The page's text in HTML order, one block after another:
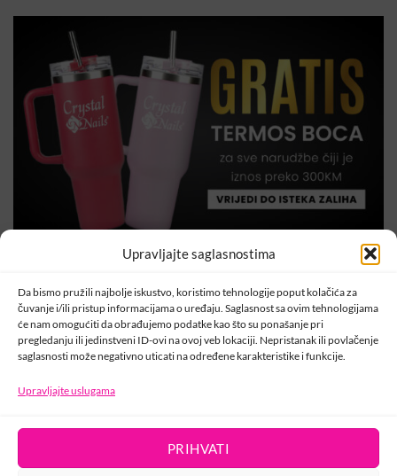
Upravljajte saglasnostima
Da bismo pružili najbolje iskustvo, koristimo tehnologije poput kolačića za
čuvanje i/ili pristup informacijama o uređaju. Saglasnost sa ovim tehnologijama
će nam omogućiti da obrađujemo podatke kao što su ponašanje pri
pregledanju ili jedinstveni ID-ovi na ovoj veb lokaciji. Nepristanak ili povlačenje
saglasnosti može negativno uticati na određene karakteristike i funkcije.
Upravljajte uslugama
PRIHVATI
Šifra:
000776
KONTAKT